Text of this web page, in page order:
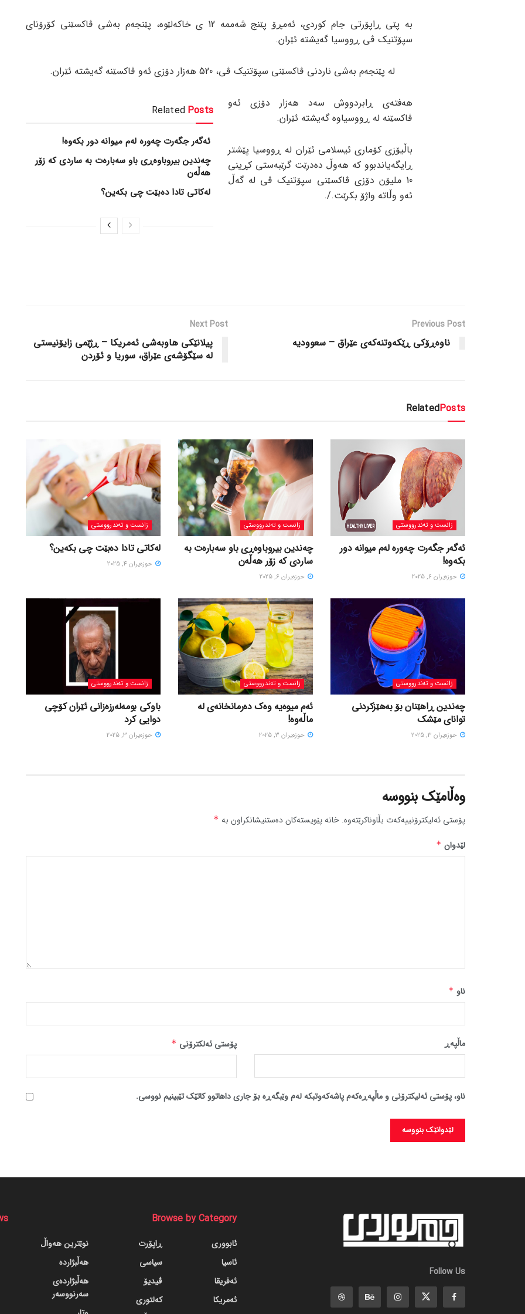
بە پێی ڕاپۆرتی جام کوردی، ئەمڕۆ پێنج شەممە 12 ی خاکەلێوە، پێنجەم بەشی ڤاکسێنی کۆرۆنای
سپۆتنیک ڤی ڕووسیا گەیشتە ئێران.
لە پێنجەم بەشی ناردنی ڤاکسێنی سپۆتنیک ڤی، 520 هەزار دۆزی ئەو ڤاکسێنە گەیشتە ئێران.
Related Posts
ئەگەر جگەرت چەورە لەم میوانە دور بکەوە!
چەندین بیروباوەڕی باو سەبارەت بە ساردی کە زۆر
هەڵەن
لەکاتی تادا دەبێت چی بکەین؟
هەفتەی ڕابردووش سەد هەزار دۆزی ئەو
ڤاکسێنە لە ڕووسیاوە گەیشتە ئێران.
باڵیۆزی کۆماری ئیسلامی ئێران لە ڕووسیا پێشتر
ڕایگەیاندبوو کە هەوڵ دەدرێت گرێبەستی کڕینی
10 ملیۆن دۆزی ڤاکسێنی سپۆتنیک ڤی لە گەڵ
ئەو وڵاتە واژۆ بکرێت./.
Previous Post
ناوەڕۆکی ڕێکەوتنەکەی عێراق – سعوودیە
Next Post
پیلانێکی هاوبەشی ئەمریکا – ڕژێمی زایۆنیستی
لە سێگۆشەی عێراق، سوریا و ئۆردن
RelatedPosts
زانست و تەندرووستی
ئەگەر جگەرت چەورە لەم میوانە دور
بکەوە!
حوزه‌یران 6, 2025
زانست و تەندرووستی
چەندین بیروباوەڕی باو سەبارەت بە
ساردی کە زۆر هەڵەن
حوزه‌یران 6, 2025
زانست و تەندرووستی
لەکاتی تادا دەبێت چی بکەین؟
حوزه‌یران 4, 2025
زانست و تەندرووستی
چەندین ڕاهێنان بۆ بەهێزکردنی
توانای مێشک
حوزه‌یران 3, 2025
زانست و تەندرووستی
ئەم میوەیە وەک دەرمانخانەی لە
ماڵەوە!
حوزه‌یران 3, 2025
زانست و تەندرووستی
باوکی بومەلەرزەزانی ئێران کۆچی
دوایی کرد
حوزه‌یران 3, 2025
وەڵامێک بنووسە
پۆستی ئەلیکترۆنییەکەت بڵاوناکرێتەوە. خانە پێویستەکان دەستنیشانکراون بە *
لێدوان *
ناو *
پۆستی ئەلکترۆنی * ماڵپه‌ڕ
ناو، پۆستی ئەلیکترۆنی و ماڵپەڕەکەم پاشەکەوتبکە لەم وێبگەڕە بۆ جاری داهاتوو کاتێک تێبینیم نووسی.
Follow Us
Browse by Category
ئابووری
ئاسیا
ئەفریقا
ئەمریکا
ڕاپۆرت
سیاسی
ڤیدیۆ
کەلتوری
نوێترین هەواڵ
هەڵبژاردە
هەڵبژاردەی
سەرنووسەر